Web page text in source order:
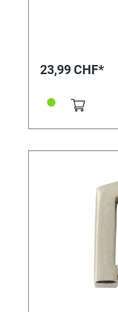
23,99 CHF*